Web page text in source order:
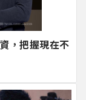
，把握現在不